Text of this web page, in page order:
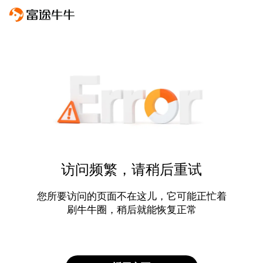
访问频繁，请稍后重试
您所要访问的页面不在这儿，它可能正忙着
刷牛牛圈，稍后就能恢复正常